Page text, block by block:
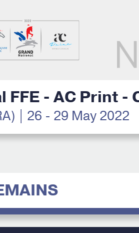
- AC Print -
| 26 - 29 May 2022